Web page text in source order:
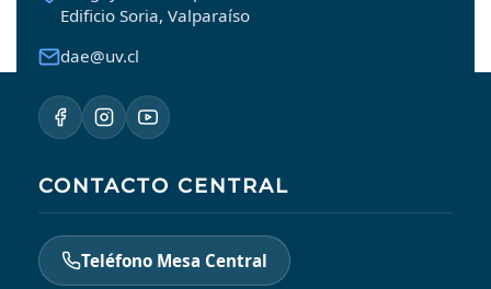
Edificio Soria, Valparaíso
dae@uv.cl
CONTACTO CENTRAL
Teléfono Mesa Central